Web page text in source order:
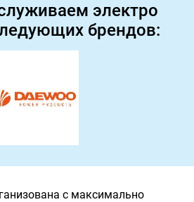
электро
брендов:
с максимально